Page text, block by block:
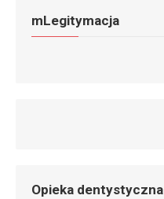
mLegitymacja
Opieka dentystyczna